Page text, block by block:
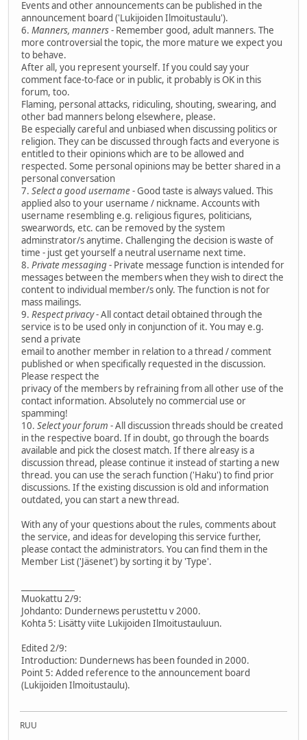
Events and other announcements can be published in the
announcement board ('Lukijoiden Ilmoitustaulu').
6. Manners, manners- Remember good, adult manners. The
more controversial the topic, the more mature we expect you
to behave.
After all, you represent yourself. If you could say your
comment face-to-face or in public, it probably is OK in this
forum, too.
Flaming, personal attacks, ridiculing, shouting, swearing, and
other bad manners belong elsewhere, please.
Be especially careful and unbiased when discussing politics or
religion. They can be discussed through facts and everyone is
entitled to their opinions which are to be allowed and
respected. Some personal opinions may be better shared in a
personal conversation
7. Select a good username- Good taste is always valued. This
applied also to your username / nickname. Accounts with
username resembling e.g. religious figures, politicians,
swearwords, etc. can be removed by the system
adminstrator/s anytime. Challenging the decision is waste of
time - just get yourself a neutral username next time.
8. Private messaging- Private message function is intended for
messages between the members when they wish to direct the
content to individual member/s only. The function is not for
mass mailings.
9. Respect privacy- All contact detail obtained through the
service is to be used only in conjunction of it. You may e.g.
send a private
email to another member in relation to a thread / comment
published or when specifically requested in the discussion.
Please respect the
privacy of the members by refraining from all other use of the
contact information. Absolutely no commercial use or
spamming!
10. Select your forum - All discussion threads should be created
in the respective board. If in doubt, go through the boards
available and pick the closest match. If there alreasy is a
discussion thread, please continue it instead of starting a new
thread. you can use the serach function ('Haku') to find prior
discussions. If the existing discussion is old and information
outdated, you can start a new thread.
With any of your questions about the rules, comments about
the service, and ideas for developing this service further,
please contact the administrators. You can find them in the
Member List ('Jäsenet') by sorting it by 'Type'.
Muokattu 2/9:
Johdanto: Dundernews perustettu v 2000.
Kohta 5: Lisätty viite Lukijoiden Ilmoitustauluun.
Edited 2/9:
Introduction: Dundernews has been founded in 2000.
Point 5: Added reference to the announcement board
(Lukijoiden Ilmoitustaulu).
RUU